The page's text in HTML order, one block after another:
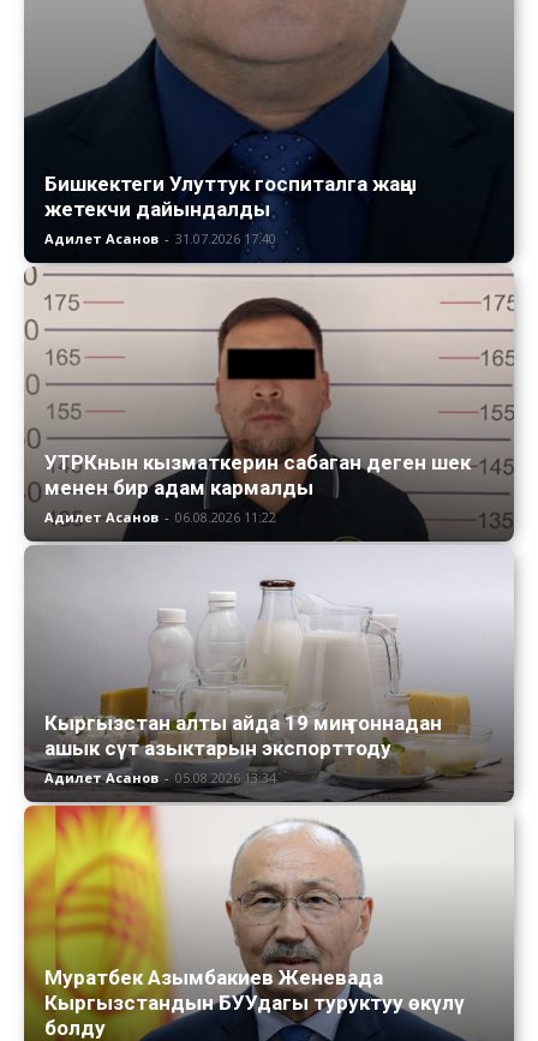
Бишкектеги Улуттук госпиталга жаңы
жетекчи дайындалды
Адилет Асанов - 31.07.2026 17:40
УТРКнын кызматкерин сабаган деген шек
менен бир адам кармалды
Адилет Асанов - 06.08.2026 11:22
Кыргызстан алты айда 19 миң тоннадан
ашык сүт азыктарын экспорттоду
Адилет Асанов - 05.08.2026 13:34
Муратбек Азымбакиев Женевада
Кыргызстандын БУУдагы туруктуу өкүлү
болду